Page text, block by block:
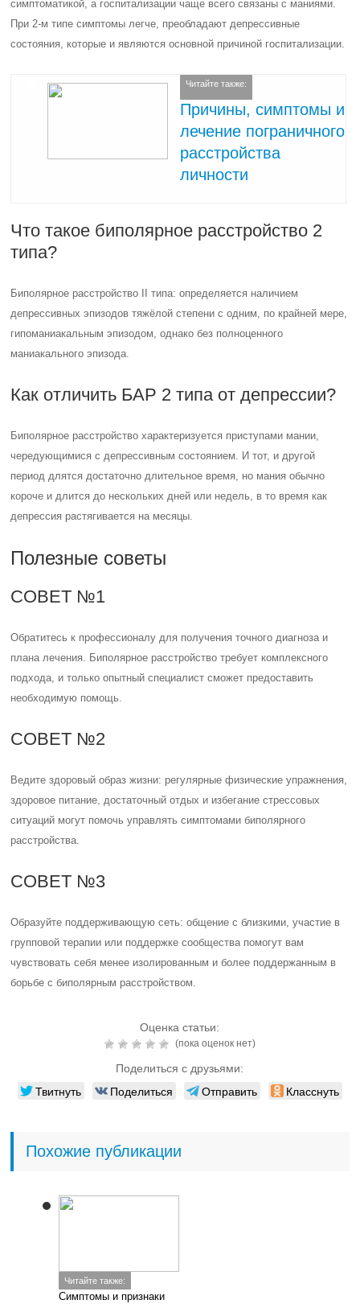
симптоматикой, а госпитализации чаще всего связаны с маниями.
При 2-м типе симптомы легче, преобладают депрессивные
состояния, которые и являются основной причиной госпитализации.
Читайте также:
Причины, симптомы и
лечение пограничного
расстройства
личности
Что такое биполярное расстройство 2
типа?
Биполярное расстройство II типа: определяется наличием
депрессивных эпизодов тяжёлой степени с одним, по крайней мере,
гипоманиакальным эпизодом, однако без полноценного
маниакального эпизода.
Как отличить БАР 2 типа от депрессии?
Биполярное расстройство характеризуется приступами мании,
чередующимися с депрессивным состоянием. И тот, и другой
период длятся достаточно длительное время, но мания обычно
короче и длится до нескольких дней или недель, в то время как
депрессия растягивается на месяцы.
Полезные советы
СОВЕТ №1
Обратитесь к профессионалу для получения точного диагноза и
плана лечения. Биполярное расстройство требует комплексного
подхода, и только опытный специалист сможет предоставить
необходимую помощь.
СОВЕТ №2
Ведите здоровый образ жизни: регулярные физические упражнения,
здоровое питание, достаточный отдых и избегание стрессовых
ситуаций могут помочь управлять симптомами биполярного
расстройства.
СОВЕТ №3
Образуйте поддерживающую сеть: общение с близкими, участие в
групповой терапии или поддержке сообщества помогут вам
чувствовать себя менее изолированным и более поддержанным в
борьбе с биполярным расстройством.
Оценка статьи:
(пока оценок нет)
Поделиться с друзьями:
Твитнуть Поделиться Отправить Класснуть
Похожие публикации
Читайте также:
Симптомы и признаки